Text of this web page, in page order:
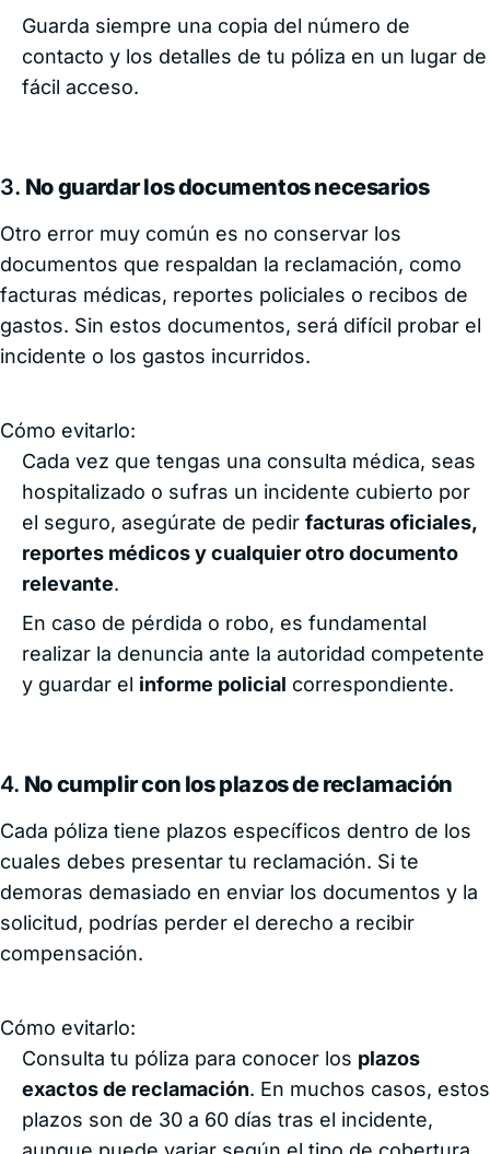
Guarda siempre una copia del número de
contacto y los detalles de tu póliza en un lugar de
fácil acceso.
3. No guardar los documentos necesarios
Otro error muy común es no conservar los
documentos que respaldan la reclamación, como
facturas médicas, reportes policiales o recibos de
gastos. Sin estos documentos, será difícil probar el
incidente o los gastos incurridos.
Cómo evitarlo:
Cada vez que tengas una consulta médica, seas
hospitalizado o sufras un incidente cubierto por
el seguro, asegúrate de pedir facturas oficiales,
reportes médicos y cualquier otro documento
relevante.
En caso de pérdida o robo, es fundamental
realizar la denuncia ante la autoridad competente
y guardar el informe policial correspondiente.
4. No cumplir con los plazos de reclamación
Cada póliza tiene plazos específicos dentro de los
cuales debes presentar tu reclamación. Si te
demoras demasiado en enviar los documentos y la
solicitud, podrías perder el derecho a recibir
compensación.
Cómo evitarlo:
Consulta tu póliza para conocer los plazos
exactos de reclamación. En muchos casos, estos
plazos son de 30 a 60 días tras el incidente,